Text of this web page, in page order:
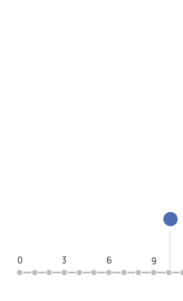
0
3 6 9